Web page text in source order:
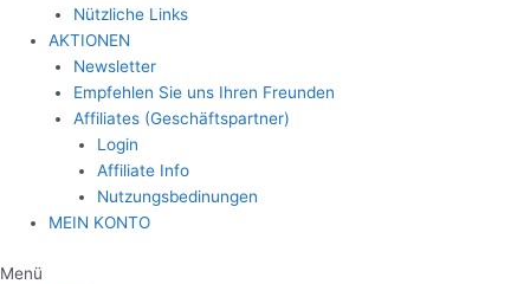
Nützliche Links
AKTIONEN
Newsletter
Empfehlen Sie uns Ihren Freunden
Affiliates (Geschäftspartner)
Login
Affiliate Info
Nutzungsbedinungen
MEIN KONTO
Menü